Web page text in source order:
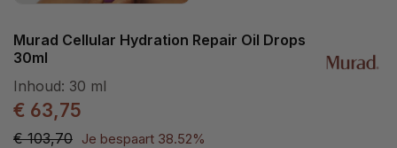
Murad Cellular Hydration Repair Oil Drops
30ml
Inhoud: 30 ml
€ 63,75
€ 103,70 Je bespaart 38.52%